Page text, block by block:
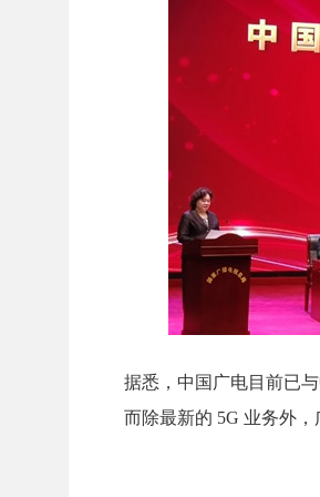
据悉，中国广电目前已
而除最新的 5G 业务外